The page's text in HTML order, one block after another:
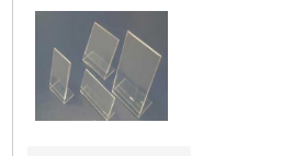
Sáb:
Fechado
Fechado